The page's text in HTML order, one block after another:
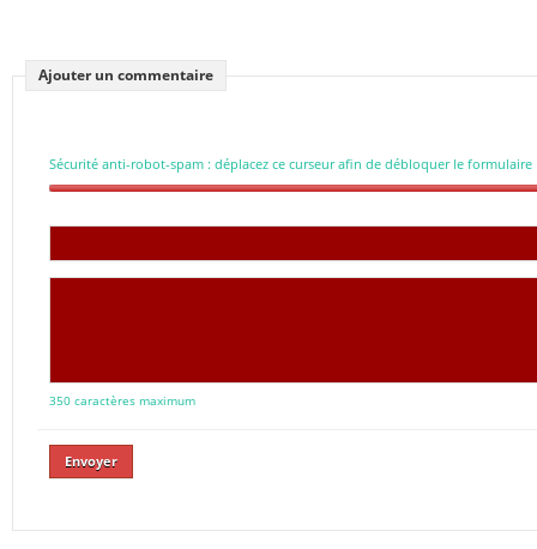
Ajouter un commentaire
Sécurité anti-robot-spam : déplacez ce curseur afin de débloquer le formulaire
350 caractères maximum
Envoyer